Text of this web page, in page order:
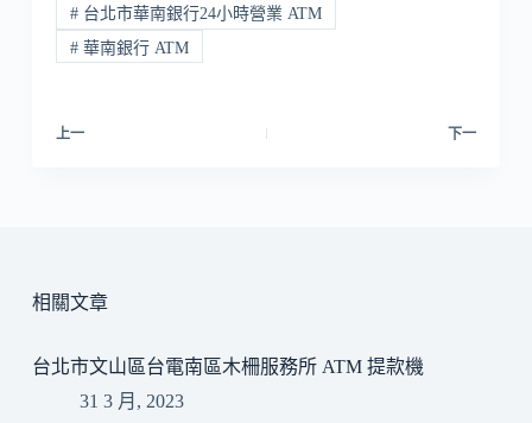
#台北市華南銀行24小時營業 ATM
#華南銀行 ATM
上一 下一
相關文章
台北市文山區台電南區木柵服務所 ATM 提款機
31 3 月, 2023